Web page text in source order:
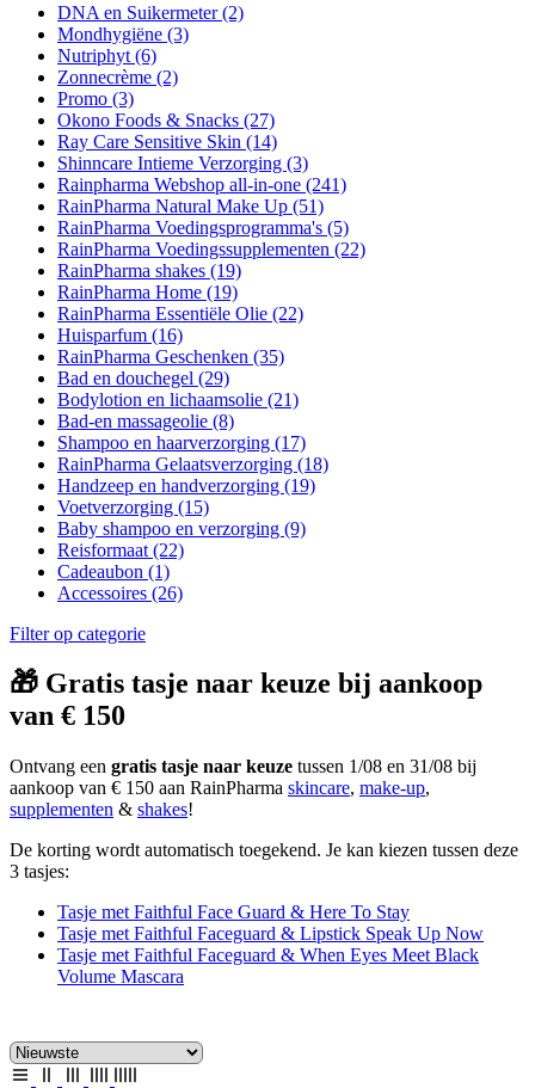
DNA en Suikermeter(2)
Mondhygiëne (3)
Nutriphyt (6)
Zonnecrème (2)
Promo (3)
Okono Foods & Snacks (27)
Ray Care Sensitive Skin (14)
Shinncare Intieme Verzorging (3)
Rainpharma Webshop all-in-one (241)
RainPharma Natural Make Up (51)
RainPharma Voedingsprogramma's (5)
RainPharma Voedingssupplementen (22)
RainPharma shakes (19)
RainPharma Home (19)
RainPharma Essentiële Olie (22)
Huisparfum (16)
RainPharma Geschenken (35)
Bad en douchegel (29)
Bodylotion en lichaamsolie (21)
Bad-en massageolie (8)
Shampoo en haarverzorging (17)
RainPharma Gelaatsverzorging (18)
Handzeep en handverzorging (19)
Voetverzorging (15)
Baby shampoo en verzorging (9)
Reisformaat (22)
Cadeaubon (1)
Accessoires (26)
Filter op categorie
🎁 Gratis tasje naar keuze bij aankoop
van € 150
Ontvang een gratis tasje naar keuze tussen 1/08 en 31/08 bij
aankoop van € 150 aan RainPharma skincare, make-up,
supplementen & shakes!
De korting wordt automatisch toegekend. Je kan kiezen tussen deze
3 tasjes:
Tasje met Faithful Face Guard & Here To Stay
Tasje met Faithful Faceguard & Lipstick Speak Up Now
Tasje met Faithful Faceguard & When Eyes Meet Black
Volume Mascara